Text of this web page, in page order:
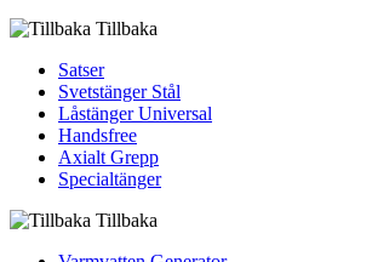
Tillbaka
Satser
Svetstänger Stål
Låstänger Universal
Handsfree
Axialt Grepp
Specialtänger
Tillbaka